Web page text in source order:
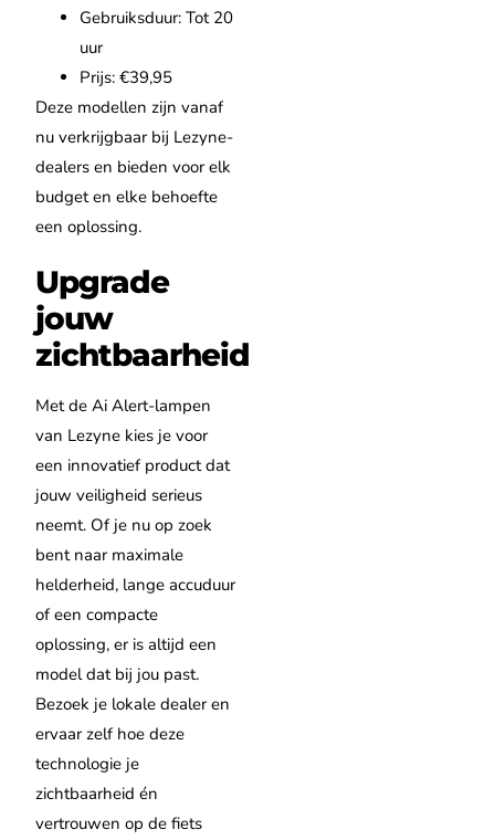
Gebruiksduur: Tot 20
uur
Prijs: €39,95
Deze modellen zijn vanaf
nu verkrijgbaar bij Lezyne-
dealers en bieden voor elk
budget en elke behoefte
een oplossing.
Upgrade
jouw
zichtbaarheid
Met de Ai Alert-lampen
van Lezyne kies je voor
een innovatief product dat
jouw veiligheid serieus
neemt. Of je nu op zoek
bent naar maximale
helderheid, lange accuduur
of een compacte
oplossing, er is altijd een
model dat bij jou past.
Bezoek je lokale dealer en
ervaar zelf hoe deze
technologie je
zichtbaarheid én
vertrouwen op de fiets